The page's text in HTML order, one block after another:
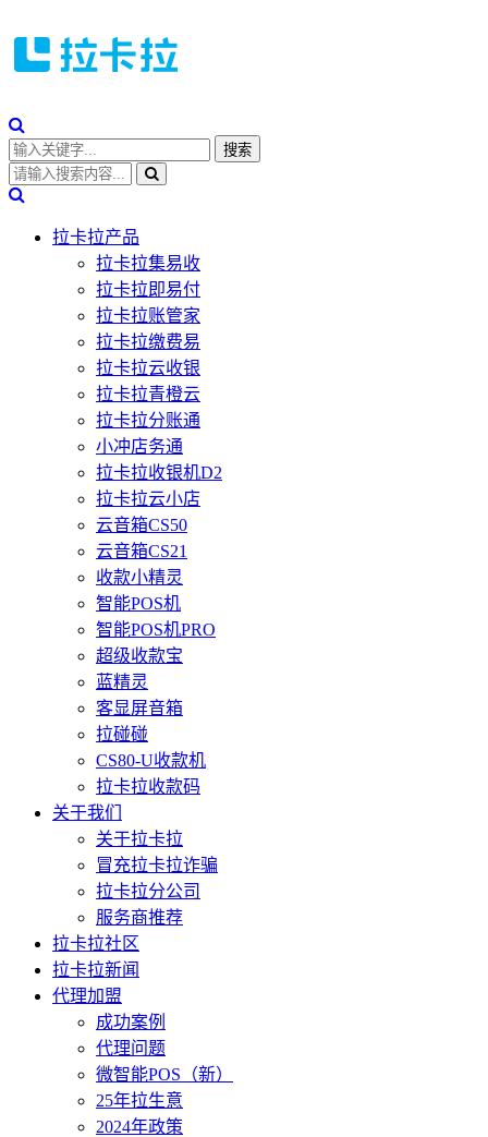
拉卡拉产品
拉卡拉集易收
拉卡拉即易付
拉卡拉账管家
拉卡拉缴费易
拉卡拉云收银
拉卡拉青橙云
拉卡拉分账通
小冲店务通
拉卡拉收银机D2
拉卡拉云小店
云音箱CS50
云音箱CS21
收款小精灵
智能POS机
智能POS机PRO
超级收款宝
蓝精灵
客显屏音箱
拉碰碰
CS80-U收款机
拉卡拉收款码
关于我们
关于拉卡拉
冒充拉卡拉诈骗
拉卡拉分公司
服务商推荐
拉卡拉社区
拉卡拉新闻
代理加盟
成功案例
代理问题
微智能POS（新）
25年拉生意
2024年政策